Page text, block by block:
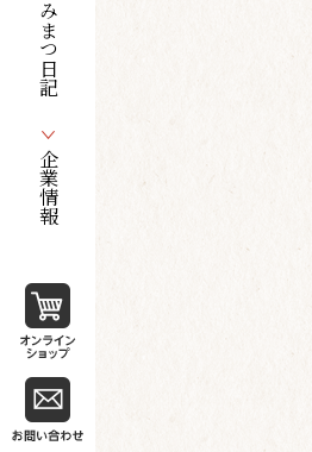
みまつ日記
企業情報